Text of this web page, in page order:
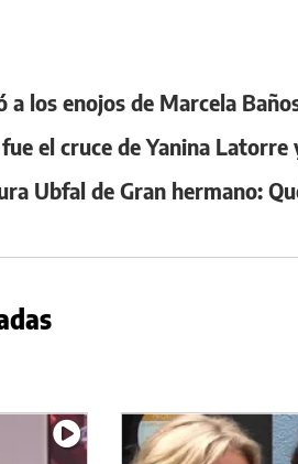
los enojos de Marcela
el cruce de Yanina Latorre
Ubfal de Gran hermano: